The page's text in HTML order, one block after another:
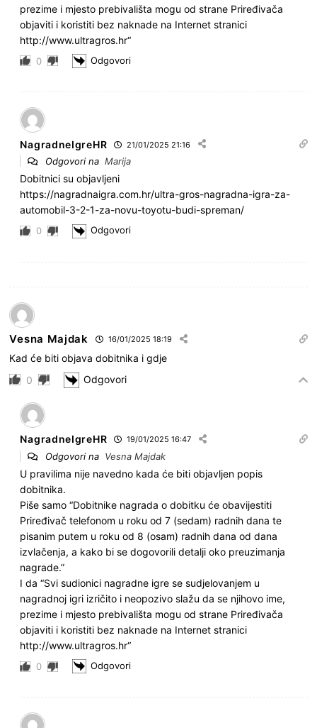
prezime i mjesto prebivališta mogu od strane Priređivača
objaviti i koristiti bez naknade na Internet stranici
http://www.ultragros.hr“
0 Odgovori
NagradneIgreHR 21/01/2025 21:16
Odgovori naMarija
Dobitnici su objavljeni
https://nagradnaigra.com.hr/ultra-gros-nagradna-igra-za-
automobil-3-2-1-za-novu-toyotu-budi-spreman/
0 Odgovori
Vesna Majdak 16/01/2025 18:19
Kad će biti objava dobitnika i gdje
0
Odgovori
NagradneIgreHR 19/01/2025 16:47
Odgovori na Vesna Majdak
U pravilima nije navedno kada će biti objavljen popis
dobitnika.
Piše samo “Dobitnike nagrada o dobitku će obavijestiti
Priređivač telefonom u roku od 7 (sedam) radnih dana te
pisanim putem u roku od 8 (osam) radnih dana od dana
izvlačenja, a kako bi se dogovorili detalji oko preuzimanja
nagrade.”
I da “Svi sudionici nagradne igre se sudjelovanjem u
nagradnoj igri izričito i neopozivo slažu da se njihovo ime,
prezime i mjesto prebivališta mogu od strane Priređivača
objaviti i koristiti bez naknade na Internet stranici
http://www.ultragros.hr“
0 Odgovori